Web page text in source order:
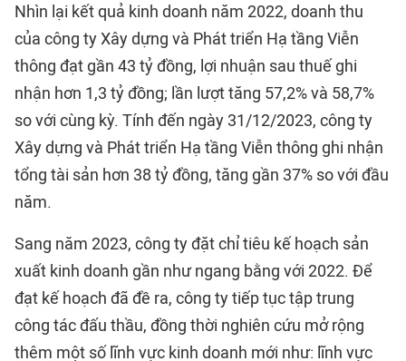
Nhìn lại kết quả kinh doanh năm 2022, doanh thu
của công ty Xây dựng và Phát triển Hạ tầng Viễn
thông đạt gần 43 tỷ đồng, lợi nhuận sau thuế ghi
nhận hơn 1,3 tỷ đồng; lần lượt tăng 57,2% và 58,7%
so với cùng kỳ. Tính đến ngày 31/12/2023, công ty
Xây dựng và Phát triển Hạ tầng Viễn thông ghi nhận
tổng tài sản hơn 38 tỷ đồng, tăng gần 37% so với đầu
năm.
Sang năm 2023, công ty đặt chỉ tiêu kế hoạch sản
xuất kinh doanh gần như ngang bằng với 2022. Để
đạt kế hoạch đã đề ra, công ty tiếp tục tập trung
công tác đấu thầu, đồng thời nghiên cứu mở rộng
thêm một số lĩnh vực kinh doanh mới như: lĩnh vực